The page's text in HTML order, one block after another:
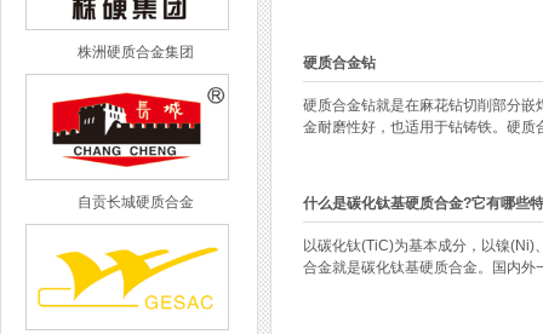
株洲硬质合金集团
自贡长城硬质合金
硬质合金钻
硬质合金钻就是在麻花钻切削部分
金耐磨性好，也适用于钻铸铁。硬
什么是碳化钛基硬质合金?它有哪些
以碳化钛(TiC)为基本成分，以镍
合金就是碳化钛基硬质合金。国内